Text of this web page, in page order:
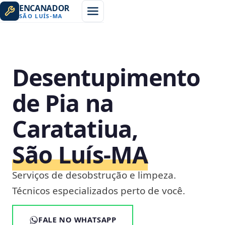
ENCANADOR
SÃO LUÍS-MA
Desentupimento
de Pia na
Caratatiua,
São Luís‑MA
Serviços de desobstrução e limpeza.
Técnicos especializados perto de você.
FALE NO WHATSAPP